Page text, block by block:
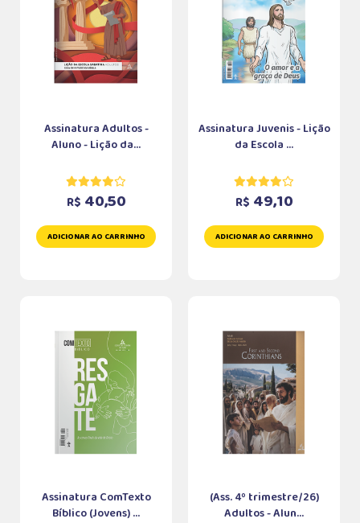
Assinatura Adultos -
Aluno - Lição da...
R$ 40,50
ADICIONAR AO CARRINHO
Assinatura Juvenis - Lição
da Escola ...
R$ 49,10
ADICIONAR AO CARRINHO
Assinatura ComTexto
Bíblico (Jovens) ...
(Ass. 4º trimestre/26)
Adultos - Alun...